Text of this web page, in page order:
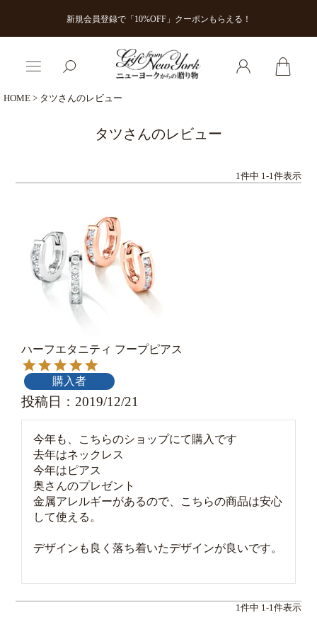
新規会員登録で「10%OFF」クーポンもらえる！
HOME タツさんのレビュー
タツさんのレビュー
1件中 1-1件表示
ハーフエタニティ フープピアス
購入者
投稿日 2019/12/21
今年も、こちらのショップにて購入です
去年はネックレス
今年はピアス
奥さんのプレゼント
金属アレルギーがあるので、こちらの商品は安心
して使える。
デザインも良く落ち着いたデザインが良いです。
1件中 1-1件表示